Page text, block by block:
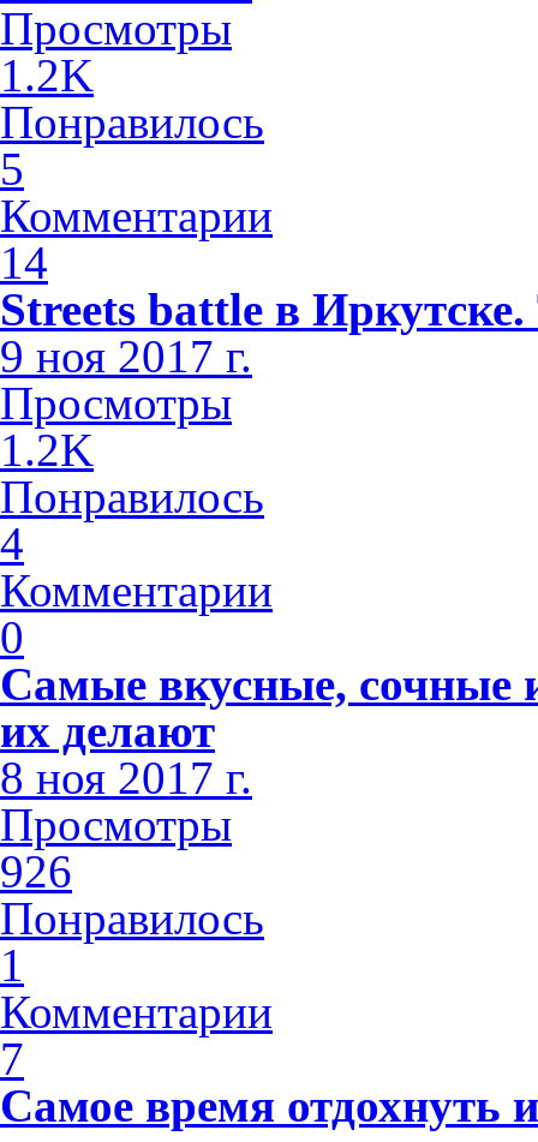
Просмотры
1.2K
Понравилось
5
Комментарии
14
Streets battle в
9 ноя 2017 г.
Просмотры
1.2K
Понравилось
4
Комментарии
0
Самые вкусные, сочные
их делают
8 ноя 2017 г.
Просмотры
926
Понравилось
1
Комментарии
7
Самое время отдохнуть